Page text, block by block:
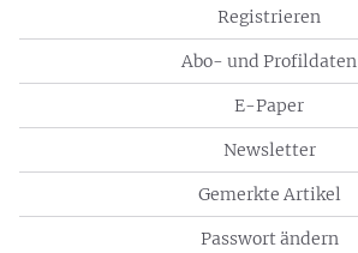
Registrieren
Abo- und Profildaten
E-Paper
Newsletter
Gemerkte Artikel
Passwort ändern